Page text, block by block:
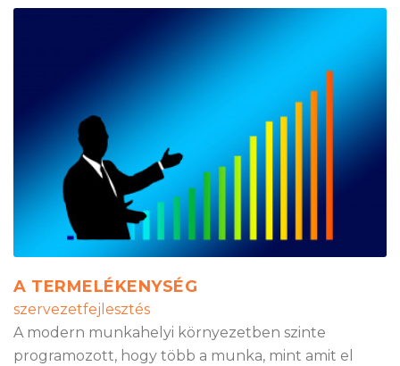
A TERMELÉKENYSÉG
szervezetfejlesztés
A modern munkahelyi környezetben szinte
programozott, hogy több a munka, mint amit el